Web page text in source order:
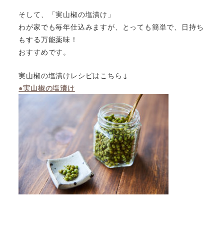
そして、「実山椒の塩漬け」
わが家でも毎年仕込みますが、とっても簡単で、日持ち
もする万能薬味！
おすすめです。
実山椒の塩漬けレシピはこちら↓
●実山椒の塩漬け